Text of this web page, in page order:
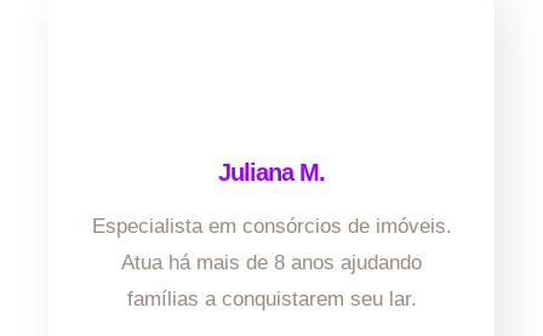
Juliana M.
Especialista em consórcios de imóveis.
Atua há mais de 8 anos ajudando
famílias a conquistarem seu lar.